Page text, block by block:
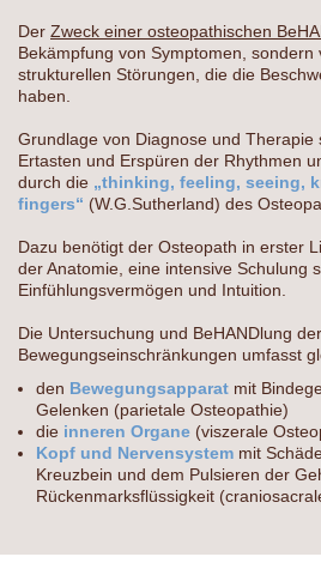
Der Zweck einer osteopathischen
Bekämpfung von Symptomen,
strukturellen Störungen, die die
haben.
Grundlage von Diagnose und Therapie
Ertasten und Erspüren der Rhythmen
durch die „thinking, feeling, seeing,
fingers“ (W.G.Sutherland) des
Dazu benötigt der Osteopath in erster
der Anatomie, eine intensive Schulung
Einfühlungsvermögen und Intuition.
Die Untersuchung und BeHANDlung der
Bewegungseinschränkungen umfasst
den Bewegungsapparat mit
Gelenken (parietale Osteopathie)
die inneren Organe (viszerale
Kopf und Nervensystem mit
Kreuzbein und dem Pulsieren der
Rückenmarksflüssigkeit